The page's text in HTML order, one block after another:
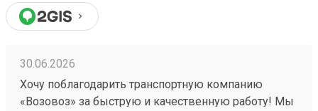
30.06.2026
Хочу поблагодарить транспортную компанию
«Возовоз» за быструю и качественную работу! Мы